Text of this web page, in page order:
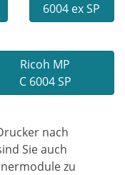
6004 ex SP
Ricoh MP
C 6004 SP
nach
Sie auch
zu